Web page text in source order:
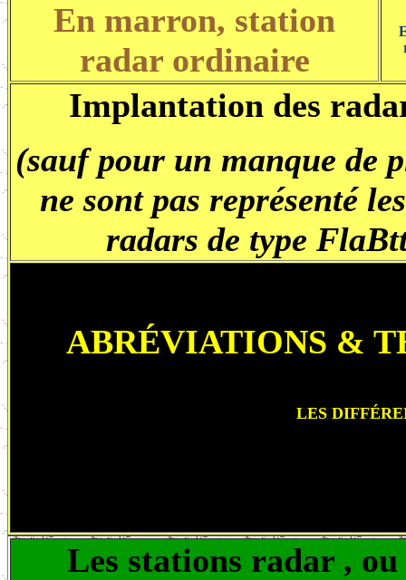
En marron, station
radar ordinaire
Implantation des
(sauf pour un manque de
ne sont pas représenté
radars de type
ABRÉVIATIONS &
LES
Les stations radar ,